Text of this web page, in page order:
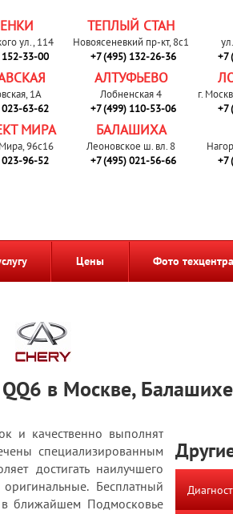
ул., 114
152-33-00
ТЕПЛЫЙ СТАН
Новоясеневкий пр-кт, 8с1
+7 (495) 132-26-36
+7
1А
023-63-62
АЛТУФЬЕВО
Лобненская 4
+7 (499) 110-53-06
г.
+7
МИРА
96с16
023-96-52
БАЛАШИХА
Леоновское ш. вл. 8
+7 (495) 021-56-66
+7
Цены Фото техцентра
в Москве,
и качественно выполнят
специализированным
достигать наилучшего
Бесплатный
ближайшем Подмосковье